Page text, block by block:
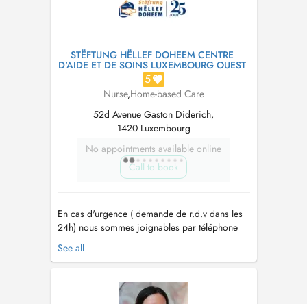
STËFTUNG HËLLEF DOHEEM CENTRE
D'AIDE ET DE SOINS LUXEMBOURG OUEST
5
Nurse,Home-based Care
52d Avenue Gaston Diderich,
1420 Luxembourg
No appointments available online
Call to book
En cas d'urgence ( demande de r.d.v dans les
24h) nous sommes joignables par téléphone
24h/24 et 7j/7 au 40 20 80 6200. - Depuis
1999 le plus grand réseau d'aide et de soins à
joignable par téléphone 24h/24h au 40 20 80
6200 - Un service garanti 7 jours sur ...
See all